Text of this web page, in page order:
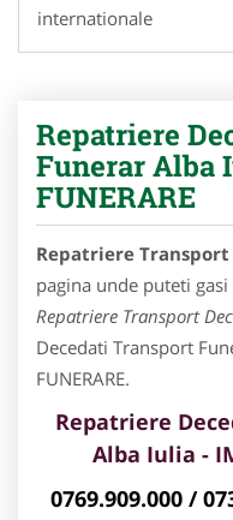
internationale
Repatriere
Funerar Alba
FUNERARE
Repatriere
pagina unde puteti
Repatriere Transport
Decedati Transport
FUNERARE.
Repatriere
Alba Iulia -
0769.909.000 /